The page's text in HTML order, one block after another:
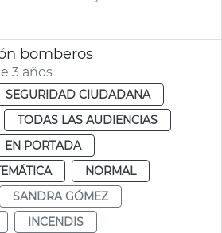
bomberos
3 años
SEGURIDAD CIUDADANA
TODAS LAS AUDIENCIAS
EN PORTADA
NORMAL
SANDRA GÓMEZ
INCENDIS